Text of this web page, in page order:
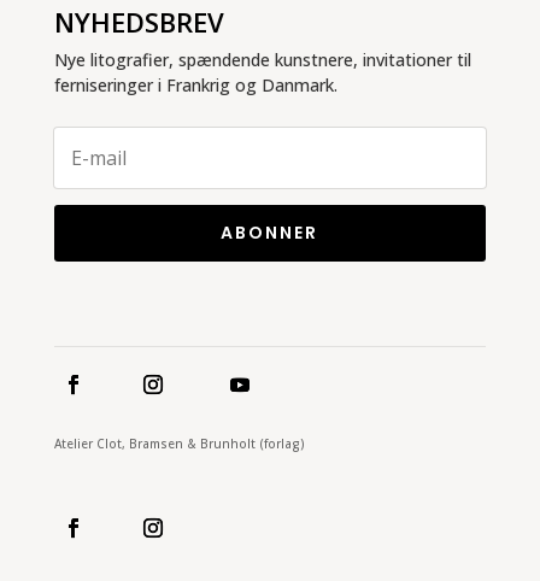
NYHEDSBREV
Nye litografier, spændende kunstnere, invitationer til
ferniseringer i Frankrig og Danmark.
ABONNER
Atelier Clot, Bramsen & Brunholt (forlag)